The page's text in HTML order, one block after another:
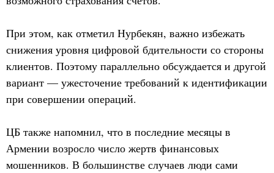
При этом, как отметил Нурбекян, важно избежать
снижения уровня цифровой бдительности со стороны
клиентов. Поэтому параллельно обсуждается и другой
вариант — ужесточение требований к идентификации
при совершении операций.
ЦБ также напомнил, что в последние месяцы в
Армении возросло число жертв финансовых
мошенников. В большинстве случаев люди сами